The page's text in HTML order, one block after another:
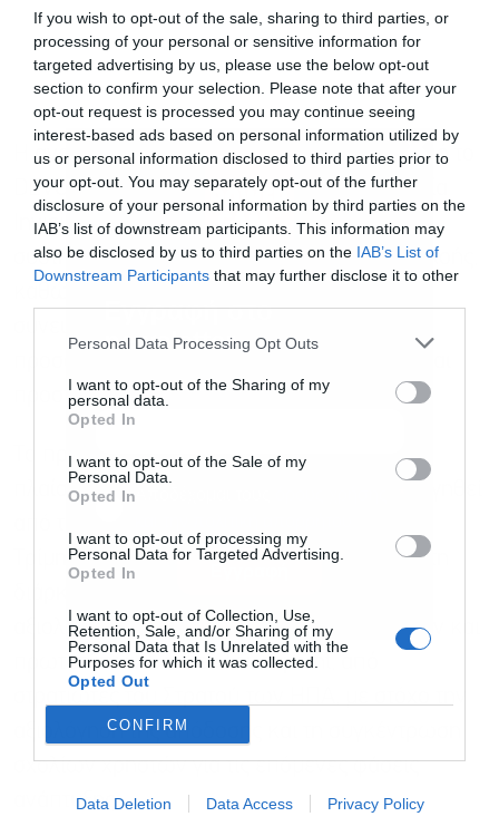
If you wish to opt-out of the sale, sharing to third parties, or
processing of your personal or sensitive information for
targeted advertising by us, please use the below opt-out
section to confirm your selection. Please note that after your
opt-out request is processed you may continue seeing
interest-based ads based on personal information utilized by
us or personal information disclosed to third parties prior to
your opt-out. You may separately opt-out of the further
disclosure of your personal information by third parties on the
IAB’s list of downstream participants. This information may
also be disclosed by us to third parties on the IAB’s List of
Downstream Participants that may further disclose it to other
Personal Data Processing Opt Outs
I want to opt-out of the Sharing of my
personal data.
Opted In
I want to opt-out of the Sale of my
Personal Data.
Opted In
I want to opt-out of processing my
Personal Data for Targeted Advertising.
Opted In
I want to opt-out of Collection, Use,
Retention, Sale, and/or Sharing of my
Personal Data that Is Unrelated with the
Purposes for which it was collected.
Opted Out
CONFIRM
Data Deletion Data Access Privacy Policy
Η αναπτυξιακή ομάδα που υποστηρίζεται από το
DEVCOM SC περιλαμβάνει επίσης την εταιρία
Invisio, η οποία παρέχει ελαφριά τακτικά
συστήματα επικοινωνιών και προστασίας ακοής,
προστασία από την ακτινοβολία λέιζερ.
Το πρωτότυπο IMHS που αναπτύχθηκε στο
πλαίσιο αυτού του προγράμματος θα αξιολογηθεί
Τρίμηνο του Οικονομικού Έτους 2026, κατά τη
αξιολόγησης νέων τεχνολογιών συστημάτων και
πρωτοτύπων Soldier Touchpoint, από
αξιολόγηση της απόδοσης και τη συγκέντρωση
σχολίων χρηστών για τις επόμενες φάσεις
ανάπτυξης.
Εγγραφή στο
newsletter
Αποδέχομαι τους